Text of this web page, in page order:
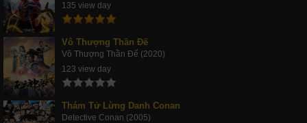
135 view day
Vô Thượng Thần Đế
Vô Thượng Thần Đế (2020)
123 view day
Thám Tử Lừng Danh Conan
Detective Conan (2005)